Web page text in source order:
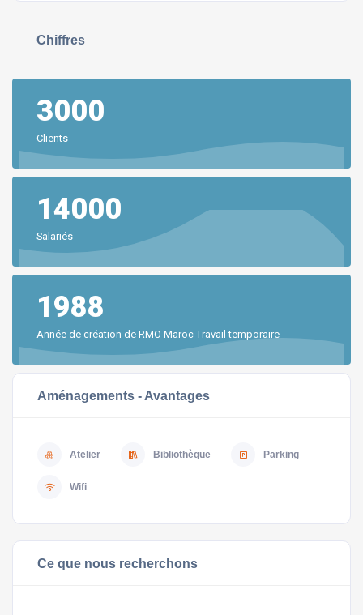
Chiffres
3000
Clients
14000
Salariés
1988
Année de création de RMO Maroc Travail temporaire
Aménagements - Avantages
Atelier Bibliothèque Parking
Wifi
Ce que nous recherchons